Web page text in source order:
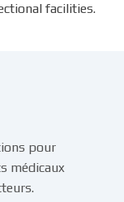
facilities.
pour
médicaux